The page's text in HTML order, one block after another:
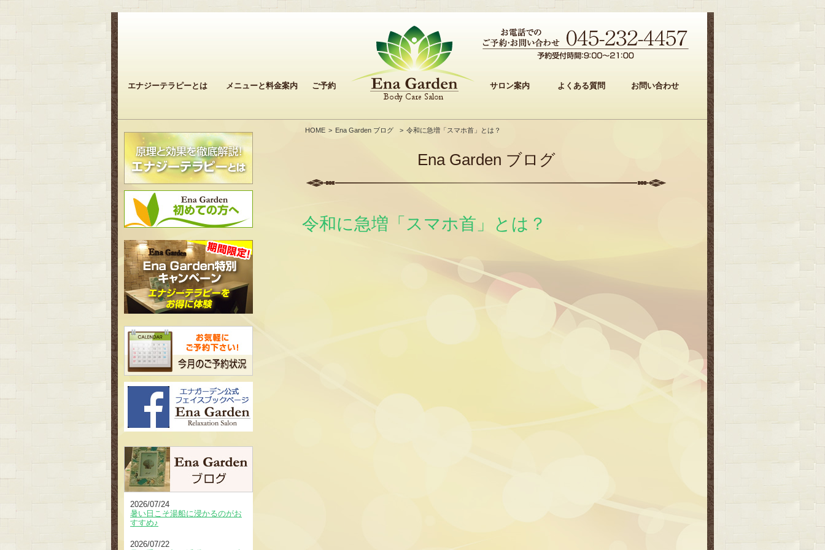
エナジーテラピーとは メニューと料金案内 ご予約 サロン案内 よくある質問 お問い合わせ
Ena Garden ブログ
令和に急増「スマホ首」とは？
HOME Ena Garden ブログ 令和に急増「スマホ首」とは？
2026/07/24
暑い日こそ湯船に浸かるのがお
すすめ♪
2026/07/22